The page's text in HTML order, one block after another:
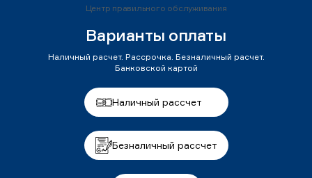
Центр правильного обслуживания
Варианты оплаты
Наличный расчет. Рассрочка. Безналичный расчет.
Банковской картой
Наличный рассчет
Безналичный рассчет